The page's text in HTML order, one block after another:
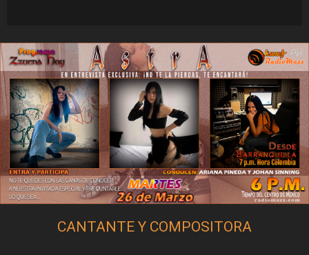
CANTANTE Y COMPOSITORA